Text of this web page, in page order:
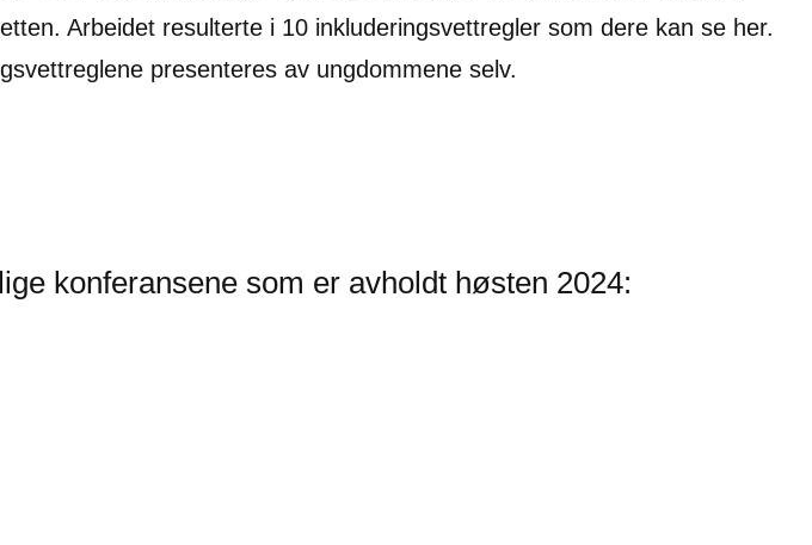
Arbeidet resulterte i 10 inkluderingsvettregler som dere kan se her.
presenteres av ungdommene selv.
konferansene som er avholdt høsten 2024: